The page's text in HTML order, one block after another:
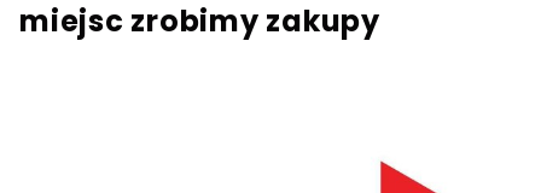
miejsc zrobimy zakupy